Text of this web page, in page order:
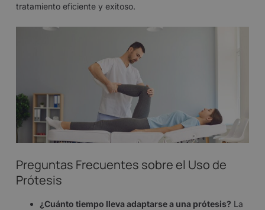
tratamiento eficiente y exitoso.
Preguntas Frecuentes sobre el Uso de
Prótesis
¿Cuánto tiempo lleva adaptarse a una prótesis? La